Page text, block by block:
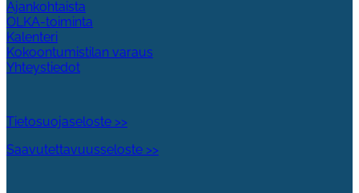
Ajankohtaista
OLKA-toiminta
Kalenteri
Kokoontumistilan varaus
Yhteystiedot
Tietosuojaseloste >>
Saavutettavuusseloste >>